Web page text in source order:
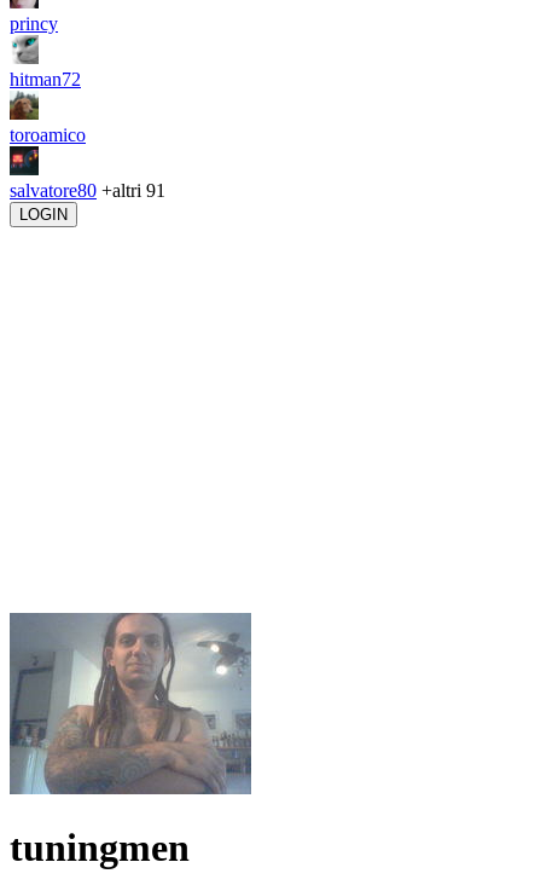
princy
hitman72
toroamico
salvatore80 +altri 91
LOGIN
tuningmen